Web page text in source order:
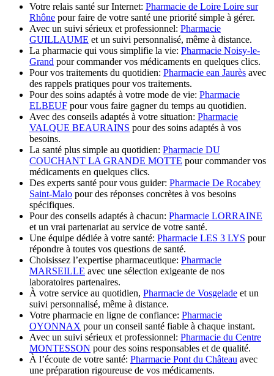
Votre relais santé sur Internet: Pharmacie de Loire Loire sur
Rhône pour faire de votre santé une priorité simple à gérer.
Avec un suivi sérieux et professionnel: Pharmacie
GUILLAUME et un suivi personnalisé, même à distance.
La pharmacie qui vous simplifie la vie: Pharmacie Noisy-le-
Grand pour commander vos médicaments en quelques clics.
Pour vos traitements du quotidien: Pharmacie ean Jaurès avec
des rappels pratiques pour vos traitements.
Pour des soins adaptés à votre mode de vie: Pharmacie
ELBEUF pour vous faire gagner du temps au quotidien.
Avec des conseils adaptés à votre situation: Pharmacie
VALQUE BEAURAINS pour des soins adaptés à vos
besoins.
La santé plus simple au quotidien: Pharmacie DU
COUCHANT LA GRANDE MOTTE pour commander vos
médicaments en quelques clics.
Des experts santé pour vous guider: Pharmacie De Rocabey
Saint-Malo pour des réponses concrètes à vos besoins
spécifiques.
Pour des conseils adaptés à chacun: Pharmacie LORRAINE
et un vrai partenariat au service de votre santé.
Une équipe dédiée à votre santé: Pharmacie LES 3 LYS pour
répondre à toutes vos questions de santé.
Choisissez l’expertise pharmaceutique: Pharmacie
MARSEILLE avec une sélection exigeante de nos
laboratoires partenaires.
À votre service au quotidien, Pharmacie de Vosgelade et un
suivi personnalisé, même à distance.
Votre pharmacie en ligne de confiance: Pharmacie
OYONNAX pour un conseil santé fiable à chaque instant.
Avec un suivi sérieux et professionnel: Pharmacie du Centre
MONTESSON pour des soins responsables et de qualité.
À l’écoute de votre santé: Pharmacie Pont du Château avec
une préparation rigoureuse de vos médicaments.